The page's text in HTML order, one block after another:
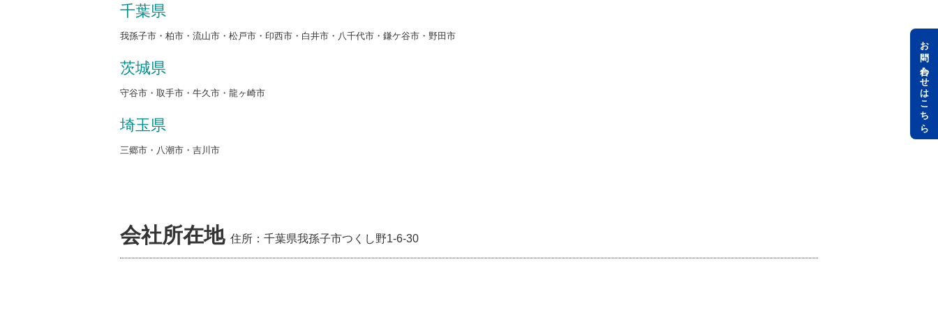
お問い合わせはこちら
千葉県
我孫子市・柏市・流山市・松戸市・印西市・白井市・八千代市・鎌ケ谷市・野田市
茨城県
守谷市・取手市・牛久市・龍ヶ崎市
埼玉県
三郷市・八潮市・吉川市
会社所在地 住所：千葉県我孫子市つくし野1-6-30